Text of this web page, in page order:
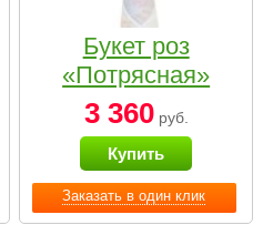
Заказать в один клик
Букет роз
«Потрясная»
3 360руб.
Купить